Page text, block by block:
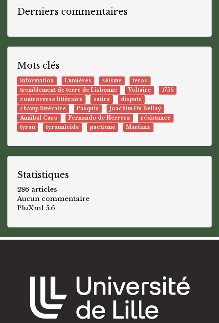
Derniers commentaires
Mots clés
information Lumières séisme
teras
tremblement de terre de Lisbonne
Voltaire
1755
controverse littéraire
satire
dispute
champ littéraire
Pasquin
Joachim Du Bellay
Annibal Caro
Fernando de Herrera
résistance
tyran
tyrannicide pactisme Mariana
Statistiques
286 articles
Aucun commentaire
PluXml 5.6